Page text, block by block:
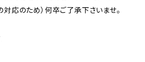
対応のため）何卒ご了承下さいませ。